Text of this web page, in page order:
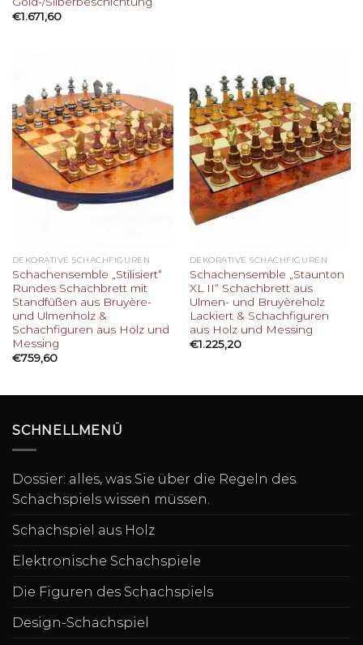
€1.671,60
DEKORATIVE SCHACHFIGUREN
Schachensemble „Stilisiert“
Rundes Schachbrett mit
Standfüßen aus Bruyère-
und Ulmenholz &
Schachfiguren aus Holz und
Messing
€759,60
DEKORATIVE SCHACHFIGUREN
Schachensemble „Staunton
XL II“ Schachbrett aus
Ulmen- und Bruyèreholz
Lackiert & Schachfiguren
aus Holz und Messing
€1.225,20
SCHNELLMENÜ
Dossier: alles, was Sie über die Regeln des
Schachspiels wissen müssen.
Schachspiel aus Holz
Elektronische Schachspiele
Die Figuren des Schachspiels
Design-Schachspiel